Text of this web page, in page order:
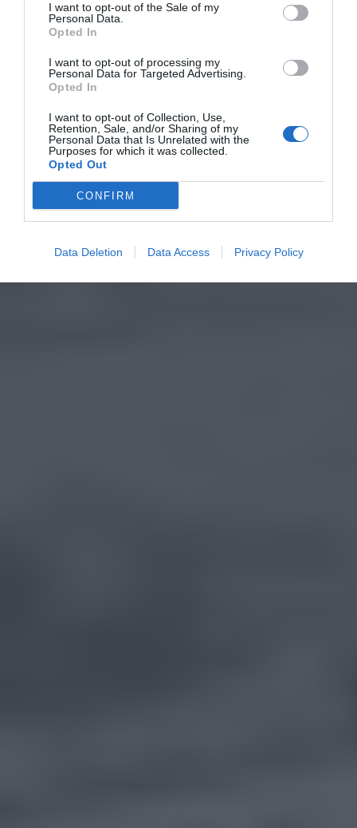
I want to opt-out of the Sale of my
Personal Data.
Opted In
I want to opt-out of processing my
Personal Data for Targeted Advertising.
Opted In
I want to opt-out of Collection, Use,
Retention, Sale, and/or Sharing of my
Personal Data that Is Unrelated with the
Purposes for which it was collected.
Opted Out
CONFIRM
Data Deletion Data Access Privacy Policy